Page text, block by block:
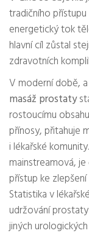
tradičního
energetický tok
hlavní cíl zůstal
zdravotních
V moderní době,
masáž prostaty
rostoucímu
přínosy, přitahuje
i lékařské
mainstreamová,
přístup ke
Statistika v
udržování
jiných